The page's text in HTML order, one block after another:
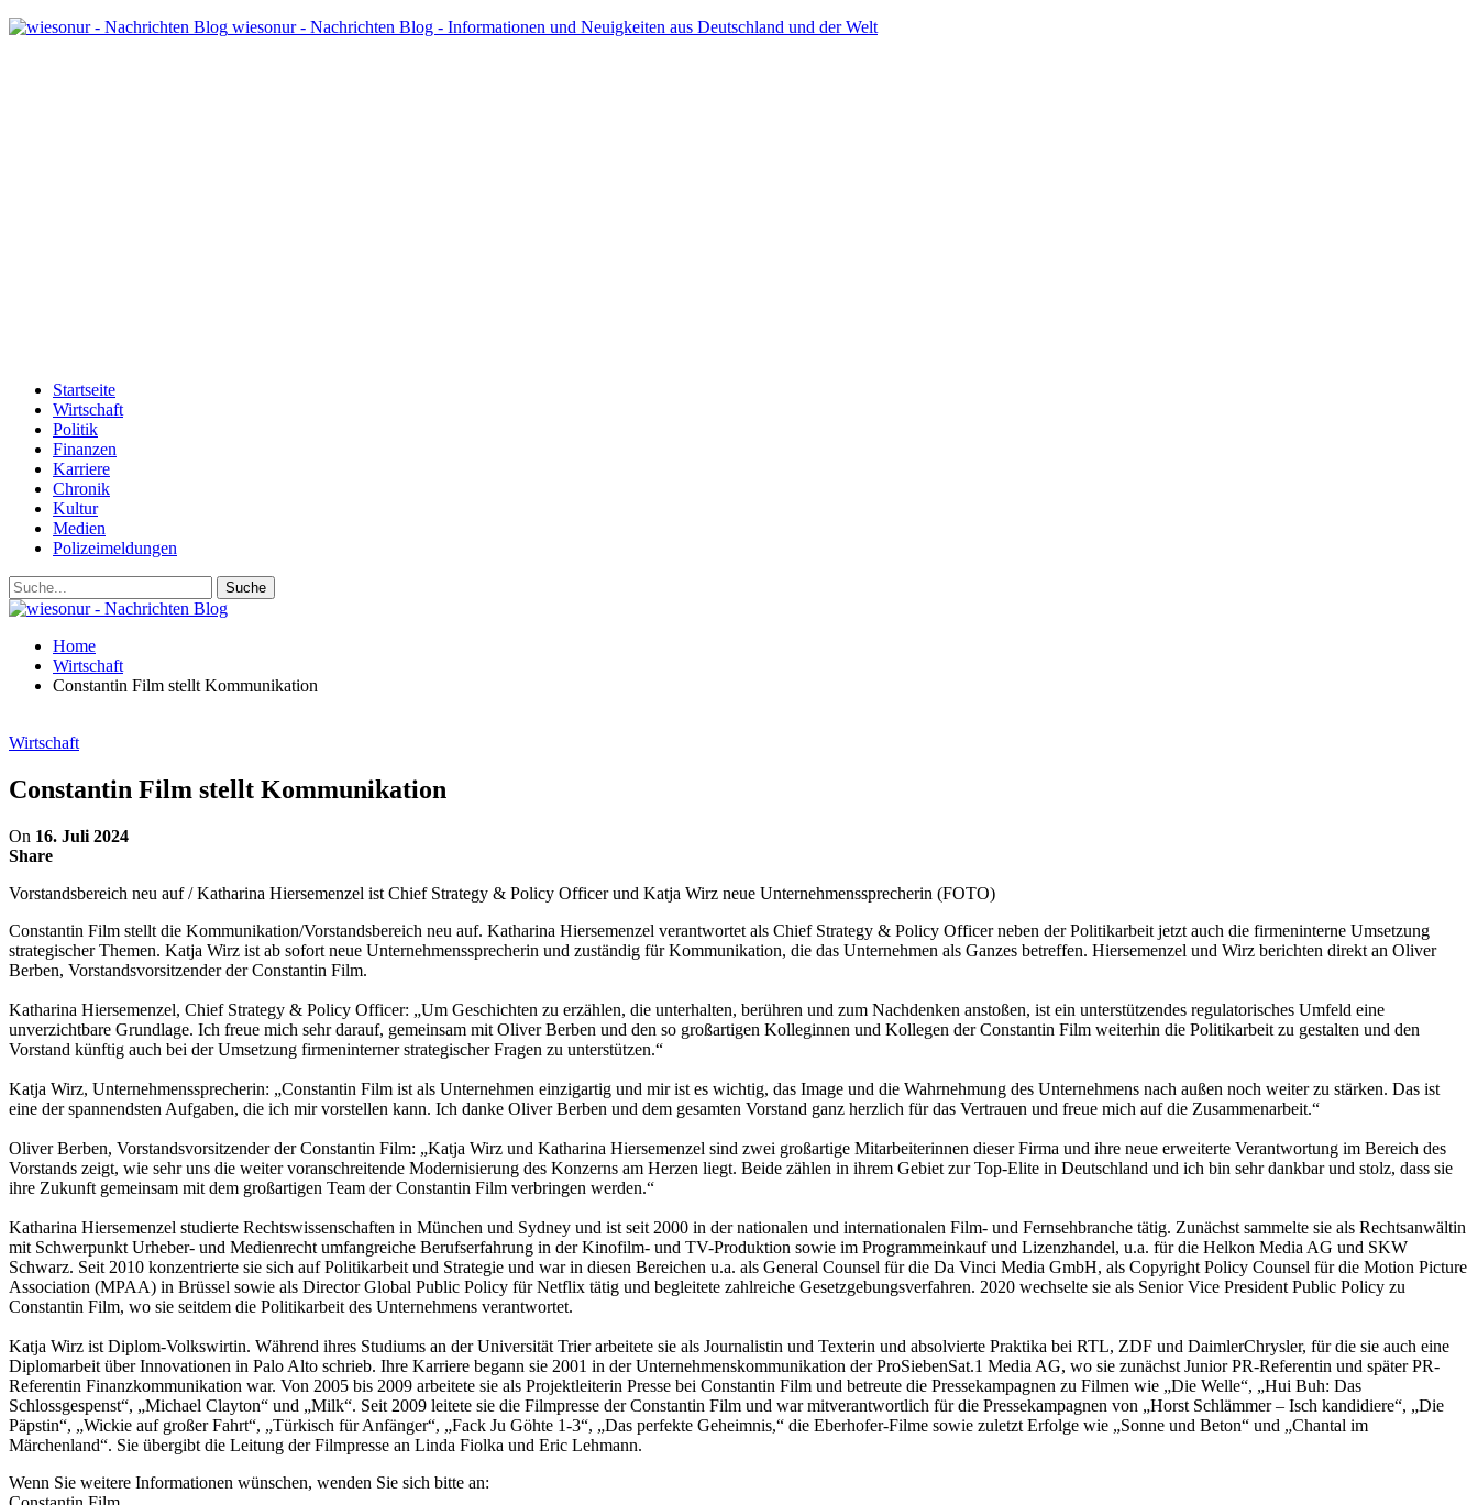
wiesonur - Nachrichten Blog - Informationen und Neuigkeiten aus Deutschland und der Welt
Startseite
Wirtschaft
Politik
Finanzen
Karriere
Chronik
Kultur
Medien
Polizeimeldungen
Home
Wirtschaft
Constantin Film stellt Kommunikation
Wirtschaft
Constantin Film stellt Kommunikation
On 16. Juli 2024
Share
Vorstandsbereich neu auf / Katharina Hiersemenzel ist Chief Strategy & Policy Officer und Katja Wirz neue Unternehmenssprecherin (FOTO)
Constantin Film stellt die Kommunikation/Vorstandsbereich neu auf. Katharina Hiersemenzel verantwortet als Chief Strategy & Policy Officer neben der Politikarbeit jetzt auch die firmeninterne Umsetzung
strategischer Themen. Katja Wirz ist ab sofort neue Unternehmenssprecherin und zuständig für Kommunikation, die das Unternehmen als Ganzes betreffen. Hiersemenzel und Wirz berichten direkt an Oliver
Berben, Vorstandsvorsitzender der Constantin Film.
Katharina Hiersemenzel, Chief Strategy & Policy Officer: „Um Geschichten zu erzählen, die unterhalten, berühren und zum Nachdenken anstoßen, ist ein unterstützendes regulatorisches Umfeld eine
unverzichtbare Grundlage. Ich freue mich sehr darauf, gemeinsam mit Oliver Berben und den so großartigen Kolleginnen und Kollegen der Constantin Film weiterhin die Politikarbeit zu gestalten und den
Vorstand künftig auch bei der Umsetzung firmeninterner strategischer Fragen zu unterstützen.“
Katja Wirz, Unternehmenssprecherin: „Constantin Film ist als Unternehmen einzigartig und mir ist es wichtig, das Image und die Wahrnehmung des Unternehmens nach außen noch weiter zu stärken. Das ist
eine der spannendsten Aufgaben, die ich mir vorstellen kann. Ich danke Oliver Berben und dem gesamten Vorstand ganz herzlich für das Vertrauen und freue mich auf die Zusammenarbeit.“
Oliver Berben, Vorstandsvorsitzender der Constantin Film: „Katja Wirz und Katharina Hiersemenzel sind zwei großartige Mitarbeiterinnen dieser Firma und ihre neue erweiterte Verantwortung im Bereich des
Vorstands zeigt, wie sehr uns die weiter voranschreitende Modernisierung des Konzerns am Herzen liegt. Beide zählen in ihrem Gebiet zur Top-Elite in Deutschland und ich bin sehr dankbar und stolz, dass sie
ihre Zukunft gemeinsam mit dem großartigen Team der Constantin Film verbringen werden.“
Katharina Hiersemenzel studierte Rechtswissenschaften in München und Sydney und ist seit 2000 in der nationalen und internationalen Film- und Fernsehbranche tätig. Zunächst sammelte sie als Rechtsanwältin
mit Schwerpunkt Urheber- und Medienrecht umfangreiche Berufserfahrung in der Kinofilm- und TV-Produktion sowie im Programmeinkauf und Lizenzhandel, u.a. für die Helkon Media AG und SKW
Schwarz. Seit 2010 konzentrierte sie sich auf Politikarbeit und Strategie und war in diesen Bereichen u.a. als General Counsel für die Da Vinci Media GmbH, als Copyright Policy Counsel für die Motion Picture
Association (MPAA) in Brüssel sowie als Director Global Public Policy für Netflix tätig und begleitete zahlreiche Gesetzgebungsverfahren. 2020 wechselte sie als Senior Vice President Public Policy zu
Constantin Film, wo sie seitdem die Politikarbeit des Unternehmens verantwortet.
Katja Wirz ist Diplom-Volkswirtin. Während ihres Studiums an der Universität Trier arbeitete sie als Journalistin und Texterin und absolvierte Praktika bei RTL, ZDF und DaimlerChrysler, für die sie auch eine
Diplomarbeit über Innovationen in Palo Alto schrieb. Ihre Karriere begann sie 2001 in der Unternehmenskommunikation der ProSiebenSat.1 Media AG, wo sie zunächst Junior PR-Referentin und später PR-
Referentin Finanzkommunikation war. Von 2005 bis 2009 arbeitete sie als Projektleiterin Presse bei Constantin Film und betreute die Pressekampagnen zu Filmen wie „Die Welle“, „Hui Buh: Das
Schlossgespenst“, „Michael Clayton“ und „Milk“. Seit 2009 leitete sie die Filmpresse der Constantin Film und war mitverantwortlich für die Pressekampagnen von „Horst Schlämmer – Isch kandidiere“, „Die
Päpstin“, „Wickie auf großer Fahrt“, „Türkisch für Anfänger“, „Fack Ju Göhte 1-3“, „Das perfekte Geheimnis,“ die Eberhofer-Filme sowie zuletzt Erfolge wie „Sonne und Beton“ und „Chantal im
Märchenland“. Sie übergibt die Leitung der Filmpresse an Linda Fiolka und Eric Lehmann.
Wenn Sie weitere Informationen wünschen, wenden Sie sich bitte an: